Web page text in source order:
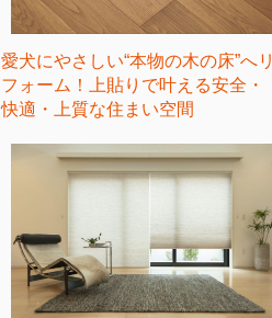
愛犬にやさしい“本物の木の床”へリ
フォーム！上貼りで叶える安全・
快適・上質な住まい空間